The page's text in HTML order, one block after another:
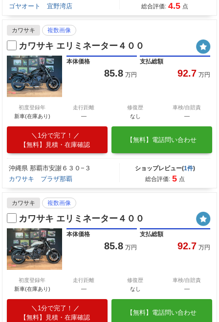
ゴヤオート 宜野湾店
総合評価: 4.5 点
カワサキ 複数画像
カワサキ エリミネーター４００
本体価格
85.8 万円
支払総額
92.7 万円
初度登録年
新車(在庫あり)
走行距離
―
修復歴
なし
車検/自賠責
―
1分で完了！
【無料】見積・在庫確認
【無料】電話問い合わせ
沖縄県 那覇市安謝６３０−３
カワサキ プラザ那覇
ショップレビュー(1件)
総合評価: 5 点
カワサキ 複数画像
カワサキ エリミネーター４００
本体価格
85.8 万円
支払総額
92.7 万円
初度登録年
新車(在庫あり)
走行距離
―
修復歴
なし
車検/自賠責
―
1分で完了！
【無料】見積・在庫確認
【無料】電話問い合わせ